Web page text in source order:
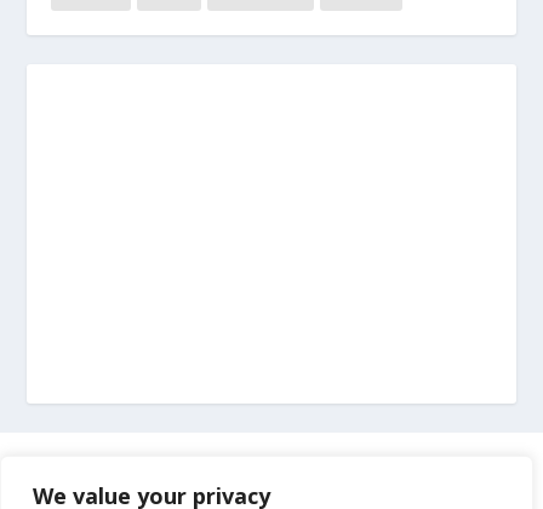
We value your privacy